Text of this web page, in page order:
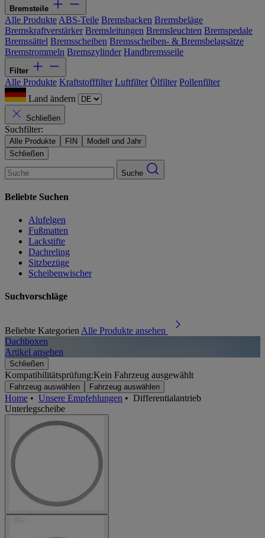
Bremsteile
Alle Produkte ABS-Teile Bremsbacken Bremsbeläge
Bremskraftverstärker Bremsleitungen Bremsleuchten Bremspedale
Bremssättel Bremsscheiben Bremsscheiben- & Bremsbelagsätze
Bremstrommeln Bremszylinder Handbremsseile
Filter
Alle Produkte Kraftstofffilter Luftfilter Ölfilter Pollenfilter
Land ändern
Schließen
Suchfilter:
Alle Produkte FIN
Modell und Jahr
Schließen
Suche
Beliebte Suchen
Alufelgen
Fußmatten
Lackstifte
Dachreling
Sitzbezüge
Scheibenwischer
Suchvorschläge
Beliebte Kategorien Alle Produkte ansehen
Dachboxen
Artikel ansehen
Schließen
Kompatibilitätsprüfung:Kein Fahrzeug ausgewählt
Fahrzeug auswählen Fahrzeug auswählen
Home • Unsere Empfehlungen • Differentialantrieb
Unterlegscheibe